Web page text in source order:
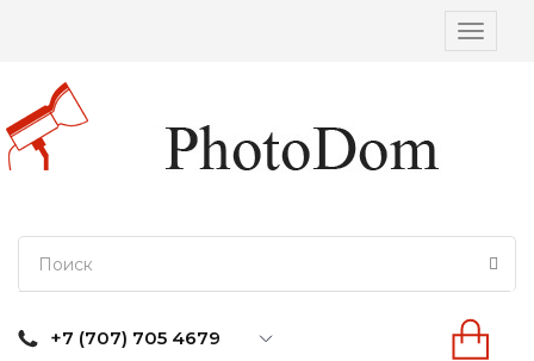
Вкл/
+7 (707) 705 4679